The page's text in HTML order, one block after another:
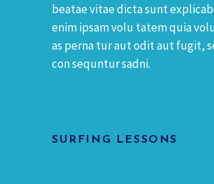
beatae vitae dicta sunt
enim ipsam volu tatem quia
as perna tur aut odit aut fugit,
con sequntur sadni.
SURFING LESSONS